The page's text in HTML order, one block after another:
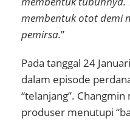
membentuk otot demi
pemirsa.”
Pada tanggal 24
dalam episode
“telanjang”.
produser menutupi